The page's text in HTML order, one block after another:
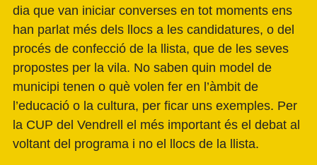
dia que van iniciar converses en tot moments ens
han parlat més dels llocs a les candidatures, o del
procés de confecció de la llista, que de les seves
propostes per la vila. No saben quin model de
municipi tenen o què volen fer en l’àmbit de
l’educació o la cultura, per ficar uns exemples. Per
la CUP del Vendrell el més important és el debat al
voltant del programa i no el llocs de la llista.